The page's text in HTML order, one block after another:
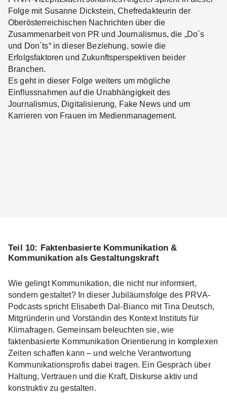
Folge mit Susanne Dickstein, Chefredakteurin der
Oberösterreichischen Nachrichten über die
Zusammenarbeit von PR und Journalismus, die „Do´s
und Don´ts“ in dieser Beziehung, sowie die
Erfolgsfaktoren und Zukunftsperspektiven beider
Branchen.
Es geht in dieser Folge weiters um mögliche
Einflussnahmen auf die Unabhängigkeit des
Journalismus, Digitalisierung, Fake News und um
Karrieren von Frauen im Medienmanagement.
Teil 10: Faktenbasierte Kommunikation &
Kommunikation als Gestaltungskraft
Wie gelingt Kommunikation, die nicht nur informiert,
sondern gestaltet? In dieser Jubiläumsfolge des PRVA-
Podcasts spricht Elisabeth Dal-Bianco mit Tina Deutsch,
Mitgründerin und Vorständin des Kontext Instituts für
Klimafragen. Gemeinsam beleuchten sie, wie
faktenbasierte Kommunikation Orientierung in komplexen
Zeiten schaffen kann – und welche Verantwortung
Kommunikationsprofis dabei tragen. Ein Gespräch über
Haltung, Vertrauen und die Kraft, Diskurse aktiv und
konstruktiv zu gestalten.